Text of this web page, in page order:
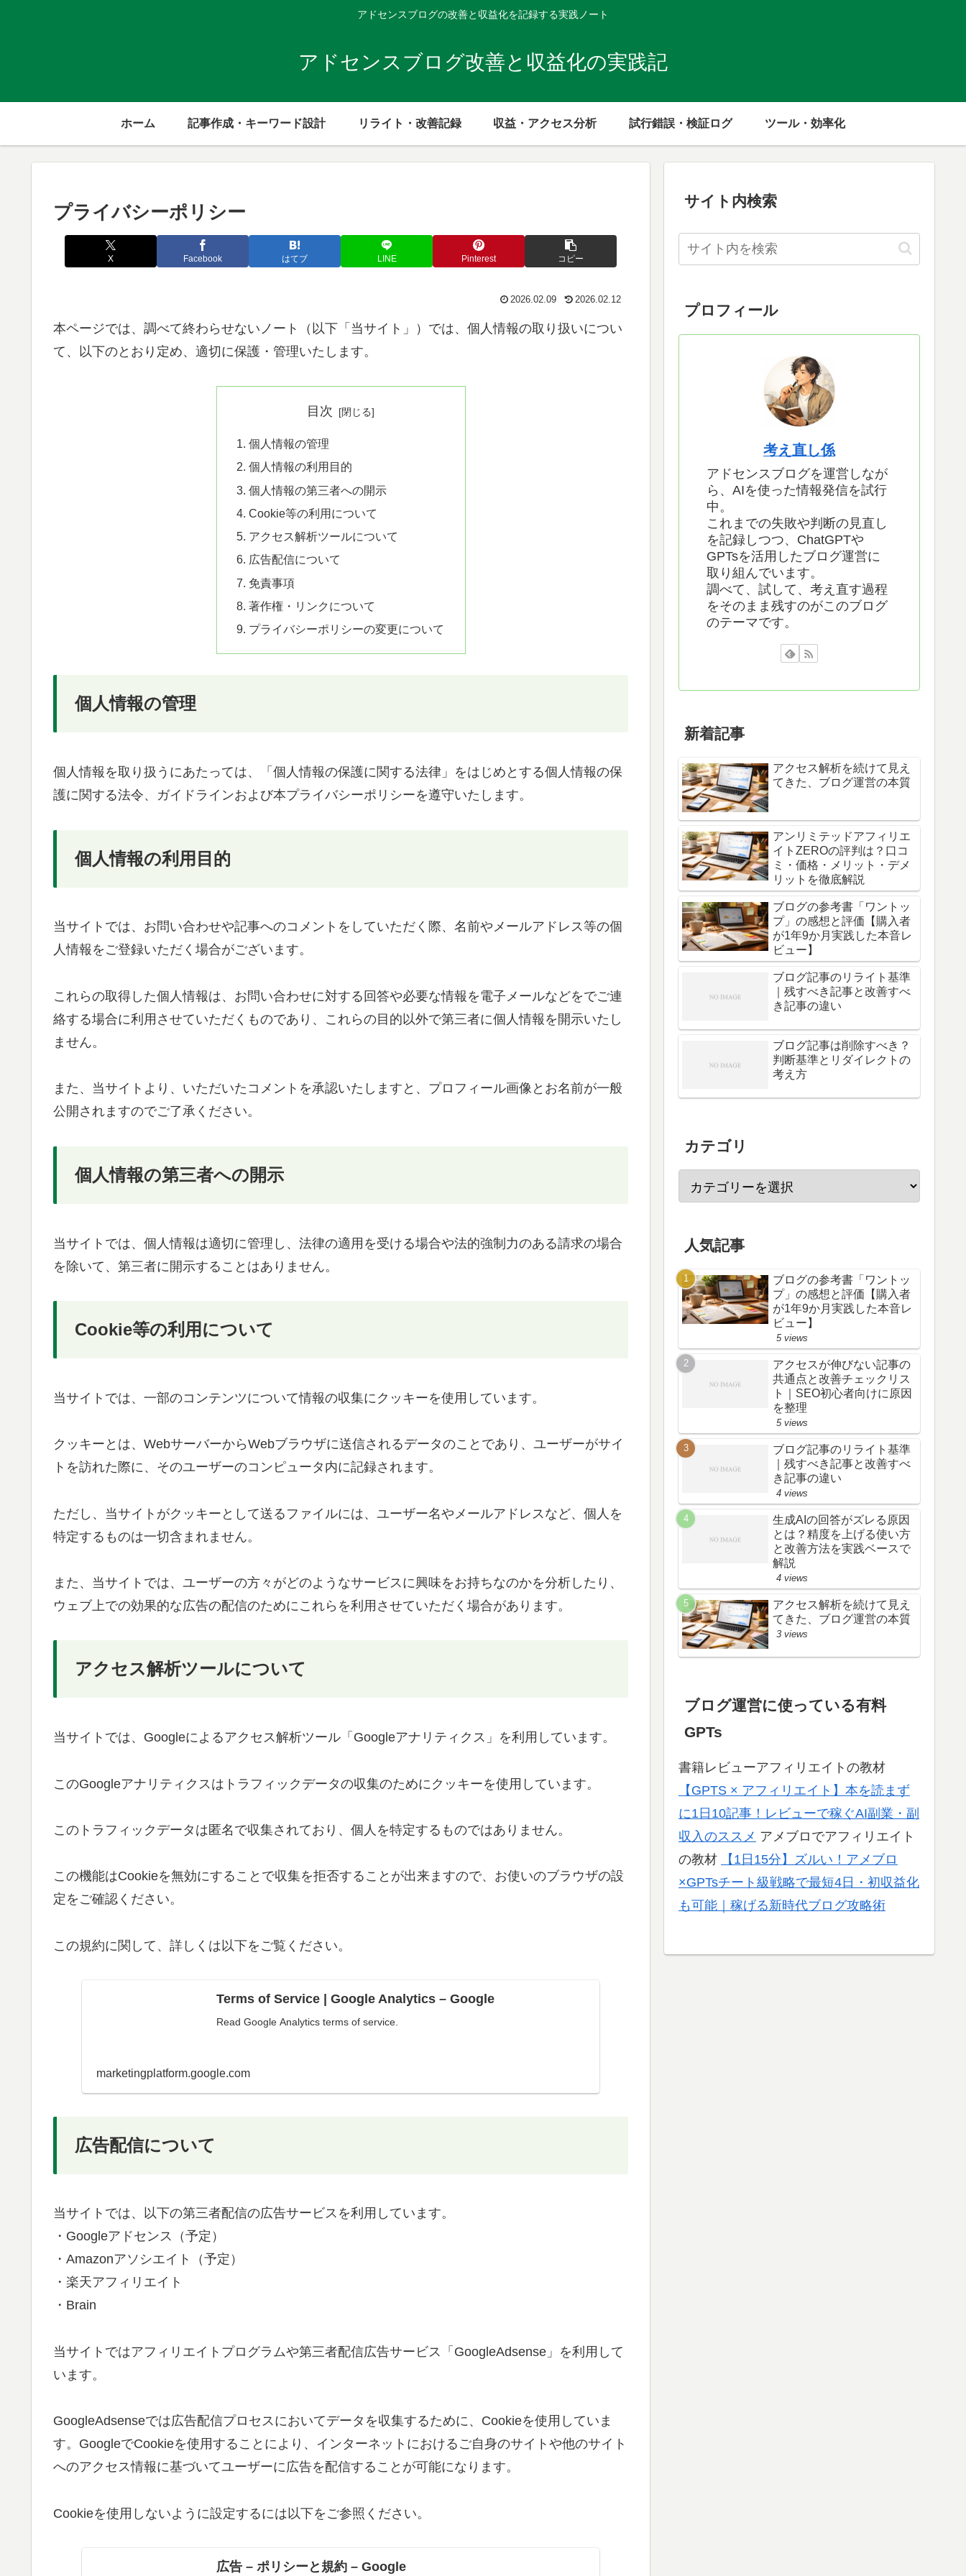
アドセンスブログの改善と収益化を記録する実践ノート
アドセンスブログ改善と収益化の実践記
ホーム 記事作成・キーワード設計 リライト・改善記録 収益・アクセス分析 試行錯誤・検証ログ ツール・効率化
プライバシーポリシー
X Facebook はてブ LINE Pinterest コピー
2026.02.09 2026.02.12
本ページでは、調べて終わらせないノート（以下「当サイト」）では、個人情報の取り扱いについ
て、以下のとおり定め、適切に保護・管理いたします。
目次
個人情報の管理
個人情報の利用目的
個人情報の第三者への開示
Cookie等の利用について
アクセス解析ツールについて
広告配信について
免責事項
著作権・リンクについて
プライバシーポリシーの変更について
個人情報の管理
個人情報を取り扱うにあたっては、「個人情報の保護に関する法律」をはじめとする個人情報の保
護に関する法令、ガイドラインおよび本プライバシーポリシーを遵守いたします。
個人情報の利用目的
当サイトでは、お問い合わせや記事へのコメントをしていただく際、名前やメールアドレス等の個
人情報をご登録いただく場合がございます。
これらの取得した個人情報は、お問い合わせに対する回答や必要な情報を電子メールなどをでご連
絡する場合に利用させていただくものであり、これらの目的以外で第三者に個人情報を開示いたし
ません。
また、当サイトより、いただいたコメントを承認いたしますと、プロフィール画像とお名前が一般
公開されますのでご了承ください。
個人情報の第三者への開示
当サイトでは、個人情報は適切に管理し、法律の適用を受ける場合や法的強制力のある請求の場合
を除いて、第三者に開示することはありません。
Cookie等の利用について
当サイトでは、一部のコンテンツについて情報の収集にクッキーを使用しています。
クッキーとは、WebサーバーからWebブラウザに送信されるデータのことであり、ユーザーがサイ
トを訪れた際に、そのユーザーのコンピュータ内に記録されます。
ただし、当サイトがクッキーとして送るファイルには、ユーザー名やメールアドレスなど、個人を
特定するものは一切含まれません。
また、当サイトでは、ユーザーの方々がどのようなサービスに興味をお持ちなのかを分析したり、
ウェブ上での効果的な広告の配信のためにこれらを利用させていただく場合があります。
アクセス解析ツールについて
当サイトでは、Googleによるアクセス解析ツール「Googleアナリティクス」を利用しています。
このGoogleアナリティクスはトラフィックデータの収集のためにクッキーを使用しています。
このトラフィックデータは匿名で収集されており、個人を特定するものではありません。
この機能はCookieを無効にすることで収集を拒否することが出来ますので、お使いのブラウザの設
定をご確認ください。
この規約に関して、詳しくは以下をご覧ください。
Terms of Service | Google Analytics – Google
Read Google Analytics terms of service.
marketingplatform.google.com
広告配信について
当サイトでは、以下の第三者配信の広告サービスを利用しています。
・Googleアドセンス（予定）
・Amazonアソシエイト（予定）
・楽天アフィリエイト
・Brain
当サイトではアフィリエイトプログラムや第三者配信広告サービス「GoogleAdsense」を利用して
います。
GoogleAdsenseでは広告配信プロセスにおいてデータを収集するために、Cookieを使用していま
す。GoogleでCookieを使用することにより、インターネットにおけるご自身のサイトや他のサイト
へのアクセス情報に基づいてユーザーに広告を配信することが可能になります。
Cookieを使用しないように設定するには以下をご参照ください。
広告 – ポリシーと規約 – Google
サイト内検索
プロフィール
考え直し係
アドセンスブログを運営しなが
ら、AIを使った情報発信を試行
中。
これまでの失敗や判断の見直し
を記録しつつ、ChatGPTや
GPTsを活用したブログ運営に
取り組んでいます。
調べて、試して、考え直す過程
をそのまま残すのがこのブログ
のテーマです。
新着記事
アクセス解析を続けて見え
てきた、ブログ運営の本質
アンリミテッドアフィリエ
イトZEROの評判は？口コ
ミ・価格・メリット・デメ
リットを徹底解説
ブログの参考書「ワントッ
プ」の感想と評価【購入者
が1年9か月実践した本音レ
ビュー】
ブログ記事のリライト基準
｜残すべき記事と改善すべ
き記事の違い
ブログ記事は削除すべき？
判断基準とリダイレクトの
考え方
カテゴリ
人気記事
ブログの参考書「ワントッ
プ」の感想と評価【購入者
が1年9か月実践した本音レ
ビュー】
5 views
アクセスが伸びない記事の
共通点と改善チェックリス
ト｜SEO初心者向けに原因
を整理
5 views
ブログ記事のリライト基準
｜残すべき記事と改善すべ
き記事の違い
4 views
生成AIの回答がズレる原因
とは？精度を上げる使い方
と改善方法を実践ベースで
解説
4 views
アクセス解析を続けて見え
てきた、ブログ運営の本質
3 views
ブログ運営に使っている有料
GPTs
書籍レビューアフィリエイトの教材
【GPTS × アフィリエイト】本を読まず
に1日10記事！レビューで稼ぐAI副業・副
収入のススメ アメブロでアフィリエイト
の教材
【1日15分】ズルい！アメブロ
×GPTsチート級戦略で最短4日・初収益化
も可能｜稼げる新時代ブログ攻略術